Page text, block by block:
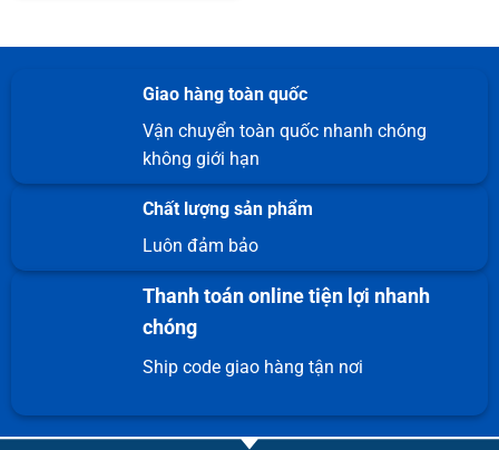
Giao hàng toàn quốc
Vận chuyển toàn quốc nhanh chóng
không giới hạn
Chất lượng sản phẩm
Luôn đảm bảo
Thanh toán online tiện lợi nhanh
chóng
Ship code giao hàng tận nơi